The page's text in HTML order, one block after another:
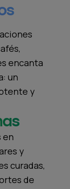
encanta
un
y
en
y
curadas,
de